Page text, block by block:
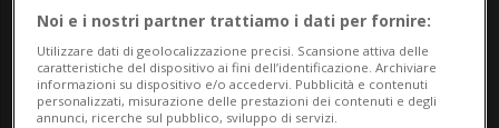
MESOCCO (GR) 1 anno
Ecco il lupo in autostrada
Noi e i nostri partner trattiamo i dati per fornire:
Utilizzare dati di geolocalizzazione precisi. Scansione attiva delle
caratteristiche del dispositivo ai fini dell’identificazione. Archiviare
informazioni su dispositivo e/o accedervi. Pubblicità e contenuti
personalizzati, misurazione delle prestazioni dei contenuti e degli
annunci, ricerche sul pubblico, sviluppo di servizi.